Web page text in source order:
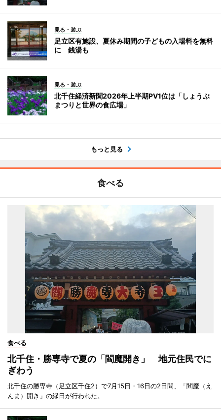
見る・遊ぶ
足立区有施設、夏休み期間の子どもの入場料を無料
に 銭湯も
見る・遊ぶ
北千住経済新聞2026年上半期PV1位は「しょうぶ
まつりと世界の食広場」
もっと見る
食べる
食べる
北千住・勝専寺で夏の「閻魔開き」 地元住民でに
ぎわう
北千住の勝専寺（足立区千住2）で7月15日・16日の2日間、「閻魔（え
んま）開き」の縁日が行われた。